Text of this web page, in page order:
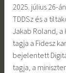
2025. július 26-
TDDSz és a
Jakab Roland, a
tagja a Fidesz
bejelentett
tagja, a